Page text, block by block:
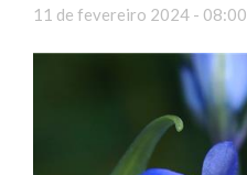
11 de fevereiro 2024 - 08:00